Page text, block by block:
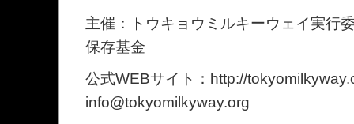
主催：トウキョウミルキーウェイ実行
保存基金
公式WEBサイト：http://
info@tokyomilkyway.org